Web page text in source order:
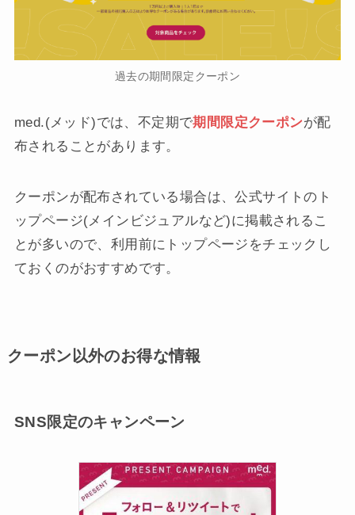
過去の期間限定クーポン
med.(メッド)では、不定期で期間限定クーポンが配
布されることがあります。
クーポンが配布されている場合は、公式サイトのト
ップページ(メインビジュアルなど)に掲載されるこ
とが多いので、利用前にトップページをチェックし
ておくのがおすすめです。
クーポン以外のお得な情報
SNS限定のキャンペーン